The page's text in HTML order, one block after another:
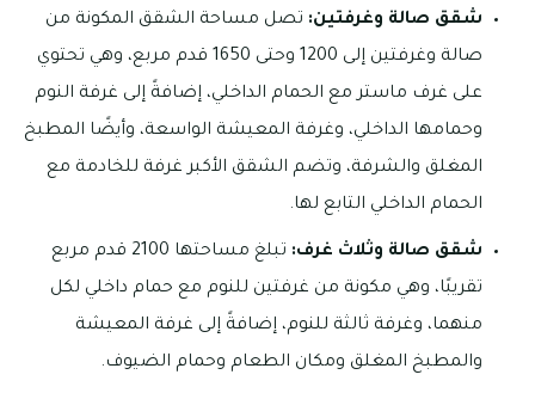
شقق صالة وغرفتين: تصل مساحة الشقق المكونة من
صالة وغرفتين إلى 1200 وحتى 1650 قدم مربع، وهي تحتوي
على غرف ماستر مع الحمام الداخلي، إضافةً إلى غرفة النوم
وحمامها الداخلي، وغرفة المعيشة الواسعة، وأيضًا المطبخ
المغلق والشرفة، وتضم الشقق الأكبر غرفة للخادمة مع
الحمام الداخلي التابع لها.
شقق صالة وثلاث غرف:
تبلغ مساحتها 2100 قدم مربع
تقريبًا، وهي مكونة من غرفتين للنوم مع حمام داخلي لكل
منهما، وغرفة ثالثة للنوم، إضافةً إلى غرفة المعيشة
والمطبخ المغلق ومكان الطعام وحمام الضيوف.